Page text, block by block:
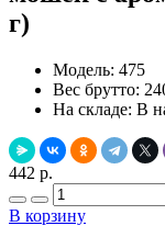
г)
Модель: 475
Вес брутто:
На складе: В
442 р.
В корзину